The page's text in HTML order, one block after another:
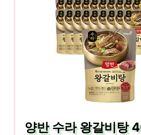
양반 수라 왕갈비탕